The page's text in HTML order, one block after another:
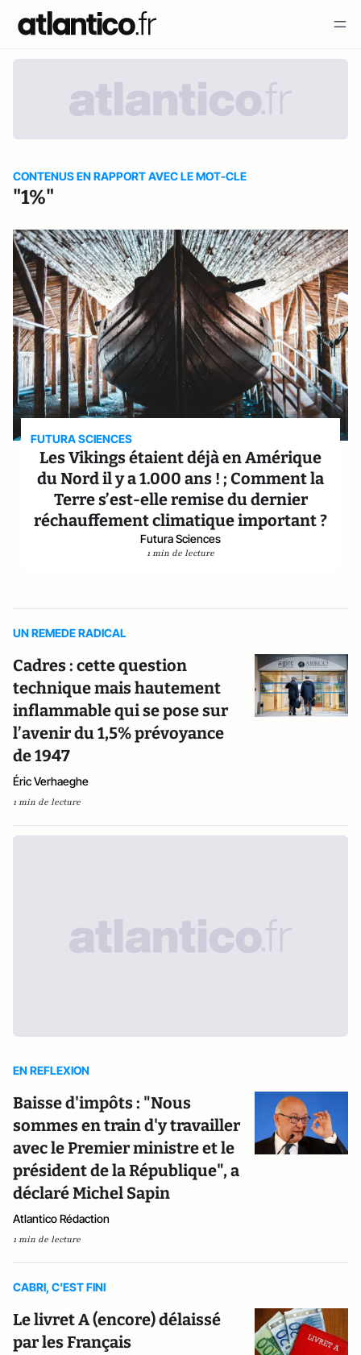
CONTENUS EN RAPPORT AVEC LE MOT-CLE
"1%"
FUTURA SCIENCES
Les Vikings étaient déjà en Amérique
du Nord il y a 1.000 ans ! ; Comment la
Terre s’est-elle remise du dernier
réchauffement climatique important ?
Futura Sciences
1 min de lecture
UN REMEDE RADICAL
Cadres : cette question
technique mais hautement
inflammable qui se pose sur
l’avenir du 1,5% prévoyance
de 1947
Éric Verhaeghe
1 min de lecture
EN REFLEXION
Baisse d'impôts : "Nous
sommes en train d'y travailler
avec le Premier ministre et le
président de la République", a
déclaré Michel Sapin
Atlantico Rédaction
1 min de lecture
CABRI, C'EST FINI
Le livret A (encore) délaissé
par les Français